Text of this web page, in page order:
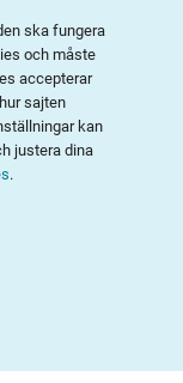
ska fungera
och måste
accepterar
sajten
kan
justera dina
.